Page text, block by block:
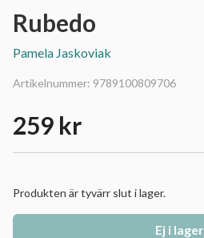
Rubedo
Pamela Jaskoviak
Artikelnummer: 9789100809706
259 kr
Produkten är tyvärr slut i lager.
Ej i lager